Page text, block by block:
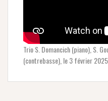
Trio S. Domancich (piano), S.
(contrebasse), le 3 février 2025